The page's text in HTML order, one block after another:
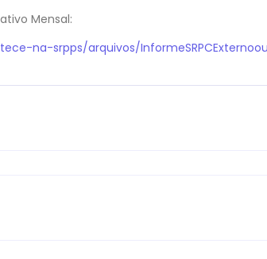
Mensal:
na-srpps/arquivos/